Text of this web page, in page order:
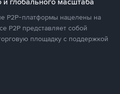
P2P-платформы нацелены на
P2P представляет собой
площадку с поддержкой